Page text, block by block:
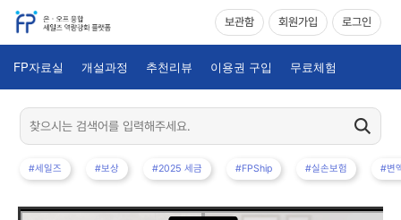
보관함 회원가입 로그인
FP자료실 개설과정 추천리뷰 이용권 구입 무료체험
#세일즈 #보상 #2025 세금 #FPShip #실손보험 #변